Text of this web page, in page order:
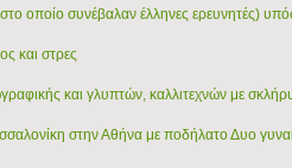
οποίο συνέβαλαν έλληνες ερευνητές)
και στρες
και γλυπτών, καλλιτεχνών με
στην Αθήνα με ποδήλατο Δυο